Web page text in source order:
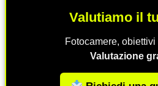
Valutiamo il
Fotocamere,
Valutazione